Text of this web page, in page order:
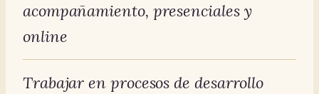
acompañamiento, presenciales y
online
Trabajar en procesos de desarrollo